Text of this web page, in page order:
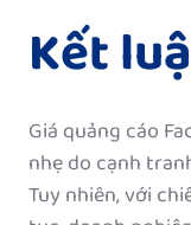
Kết
Giá quảng cáo
nhẹ do cạnh
Tuy nhiên, với